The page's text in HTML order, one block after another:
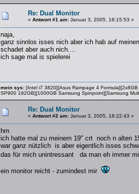
Re: Dual Monitor
« Antwort #1 am: Januar 3, 2005, 18:15:53 »
naja,
ganz sinnlos isses nich aber ich hab auf
schadet aber auch nich....
ich sage mal is spielerei
mein sys: [Intel i7 3820][Asus Rampage 4
SP900 182GB][1000GB Samsung Spinpoint][Samsung
Re: Dual Monitor
« Antwort #2 am: Januar 3, 2005, 18:22:43 »
hm
ich hatte mal zu meinem 19" crt noch n alten
war ganz nützlich is aber eigentlich isses
das für mich unintressant da man eh immer
ein monitor reicht - zumindest mir